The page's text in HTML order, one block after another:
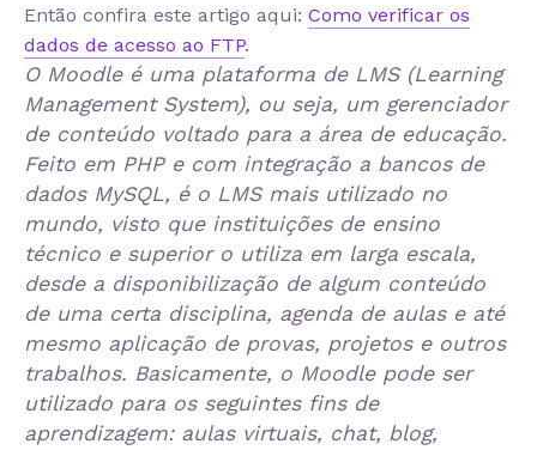
Então confira este artigo aqui: Como verificar os
dados de acesso ao FTP.
O Moodle é uma plataforma de LMS (Learning
Management System), ou seja, um gerenciador
de conteúdo voltado para a área de educação.
Feito em PHP e com integração a bancos de
dados MySQL, é o LMS mais utilizado no
mundo, visto que instituições de ensino
técnico e superior o utiliza em larga escala,
desde a disponibilização de algum conteúdo
de uma certa disciplina, agenda de aulas e até
mesmo aplicação de provas, projetos e outros
trabalhos. Basicamente, o Moodle pode ser
utilizado para os seguintes fins de
aprendizagem: aulas virtuais, chat, blog,